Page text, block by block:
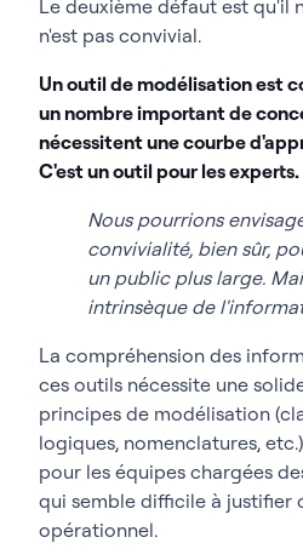
Le deuxième défaut est qu'il
n'est pas convivial.
Un outil de modélisation est
un nombre important de
nécessitent une courbe
C'est un outil pour les experts.
Nous pourrions
convivialité, bien sûr,
un public plus large.
intrinsèque de
La compréhension des
ces outils nécessite une
principes de modélisation
logiques, nomenclatures,
pour les équipes chargées
qui semble difficile à justifier
opérationnel.